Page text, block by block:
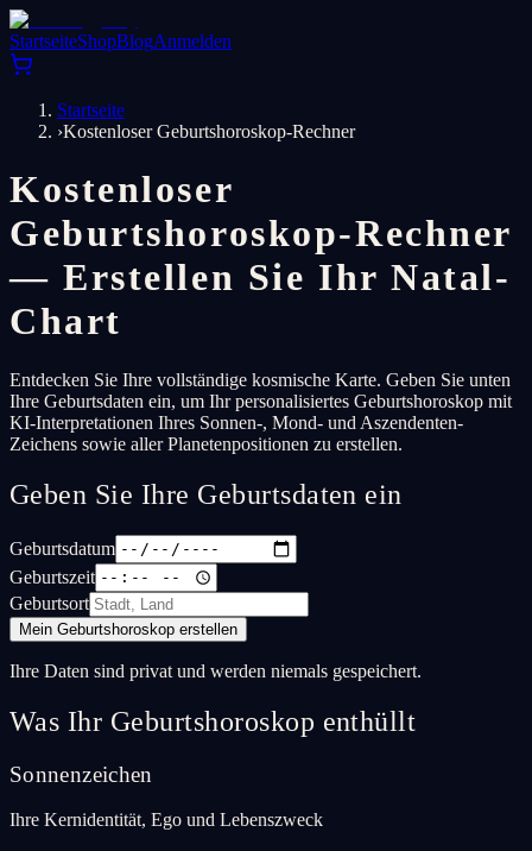
StartseiteShopBlogAnmelden
Startseite
›Kostenloser Geburtshoroskop-Rechner
Kostenloser
Geburtshoroskop-Rechner
— Erstellen Sie Ihr Natal-
Chart
Entdecken Sie Ihre vollständige kosmische Karte. Geben Sie unten
Ihre Geburtsdaten ein, um Ihr personalisiertes Geburtshoroskop mit
KI-Interpretationen Ihres Sonnen-, Mond- und Aszendenten-
Zeichens sowie aller Planetenpositionen zu erstellen.
Geben Sie Ihre Geburtsdaten ein
Geburtsdatum
Geburtszeit
Geburtsort
Mein Geburtshoroskop erstellen
Ihre Daten sind privat und werden niemals gespeichert.
Was Ihr Geburtshoroskop enthüllt
Sonnenzeichen
Ihre Kernidentität, Ego und Lebenszweck